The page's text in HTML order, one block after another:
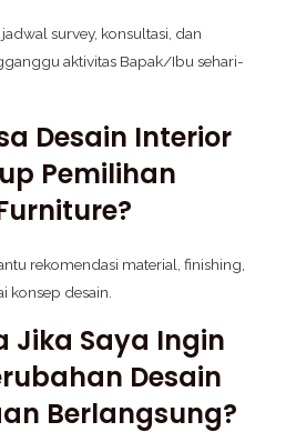
survey, konsultasi, dan
aktivitas Bapak/Ibu sehari-
Desain Interior
Pemilihan
rekomendasi material, finishing,
konsep desain.
Jika Saya Ingin
Desain
Berlangsung?